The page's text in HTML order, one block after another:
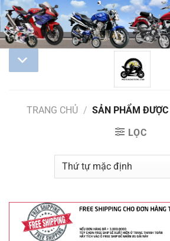
TRANG CHỦ / SẢN PHẨM ĐƯỢC
LỌC